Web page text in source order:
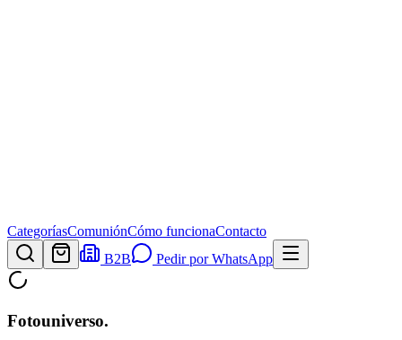
CategoríasComuniónCómo funcionaContacto
B2B
Pedir por WhatsApp
Fotouniverso.